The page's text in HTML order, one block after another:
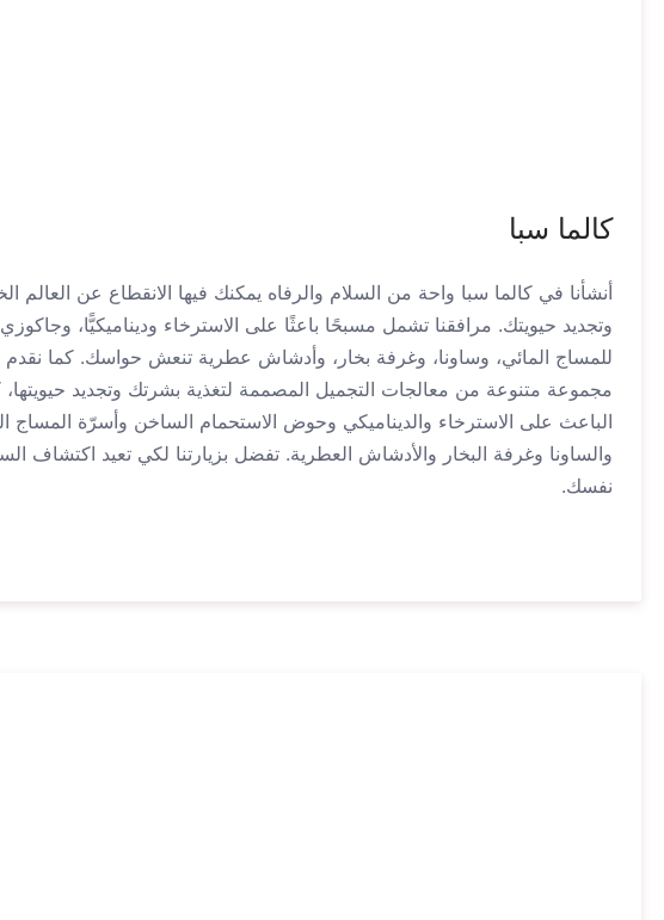
كالما سبا
أنشأنا في كالما سبا واحة من السلام والرفاه يمكنك فيها الانقطاع عن العالم
وتجديد حيويتك. مرافقنا تشمل مسبحًا باعثًا على الاسترخاء وديناميكيًّا،
للمساج المائي، وساونا، وغرفة بخار، وأدشاش عطرية تنعش حواسك. كما نقدم
مجموعة متنوعة من معالجات التجميل المصممة لتغذية بشرتك وتجديد حيويتها،
الباعث على الاسترخاء والديناميكي وحوض الاستحمام الساخن وأسرّة المساج
والساونا وغرفة البخار والأدشاش العطرية. تفضل بزيارتنا لكي تعيد اكتشاف
نفسك.